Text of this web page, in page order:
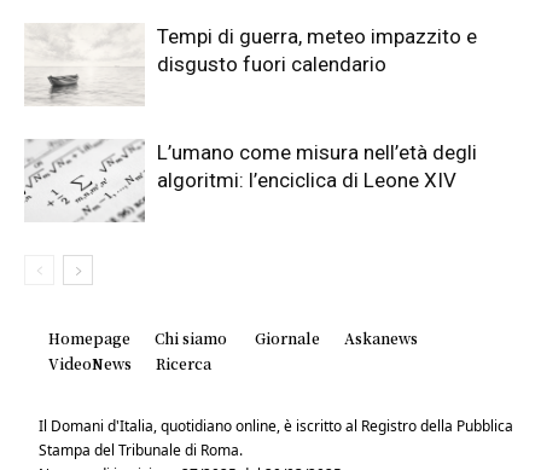
Tempi di guerra, meteo impazzito e
disgusto fuori calendario
L’umano come misura nell’età degli
algoritmi: l’enciclica di Leone XIV
Homepage Chi siamo Giornale
Askanews
VideoNews
Ricerca
Il Domani d'Italia, quotidiano online, è iscritto al Registro della Pubblica
Stampa del Tribunale di Roma.